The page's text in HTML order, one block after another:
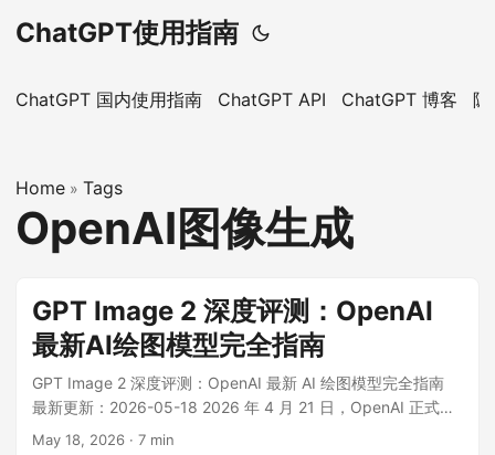
ChatGPT使用指南
ChatGPT 国内使用指南 ChatGPT API ChatGPT 博客
Home » Tags
OpenAI图像生成
GPT Image 2 深度评测：OpenAI
最新AI绘图模型完全指南
GPT Image 2 深度评测：OpenAI 最新 AI 绘图模型完全指南
最新更新：2026-05-18 2026 年 4 月 21 日，OpenAI 正式发
布 GPT Image 2，这是其全新一代的图像生成模型。作为当前
May 18, 2026 · 7 min